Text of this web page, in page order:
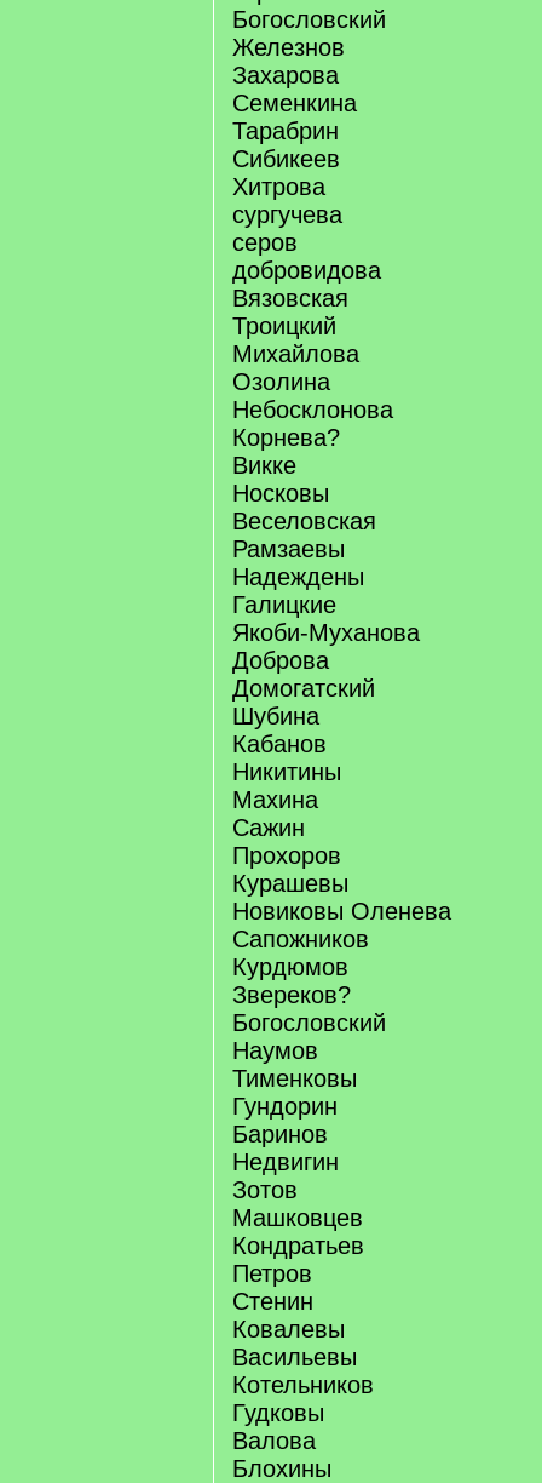
Богословский
Железнов
Захарова
Семенкина
Тарабрин
Сибикеев
Хитрова
сургучева
серов
добровидова
Вязовская
Троицкий
Михайлова
Озолина
Небосклонова
Корнева?
Викке
Носковы
Веселовская
Рамзаевы
Надеждены
Галицкие
Якоби-Муханова
Доброва
Домогатский
Шубина
Кабанов
Никитины
Махина
Сажин
Прохоров
Курашевы
Новиковы Оленева
Сапожников
Курдюмов
Звереков?
Богословский
Наумов
Тименковы
Гундорин
Баринов
Недвигин
Зотов
Машковцев
Кондратьев
Петров
Стенин
Ковалевы
Васильевы
Котельников
Гудковы
Валова
Блохины